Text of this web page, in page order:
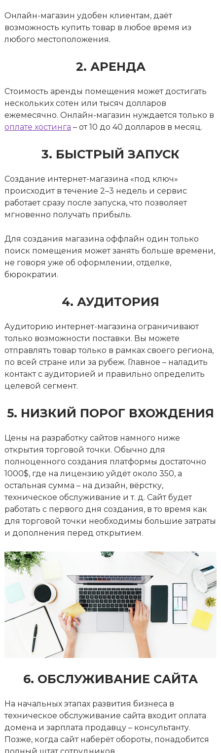
Онлайн-магазин удобен клиентам, даёт
возможность купить товар в любое время из
любого местоположения.
2. АРЕНДА
Стоимость аренды помещения может достигать
нескольких сотен или тысяч долларов
ежемесячно. Онлайн-магазин нуждается только в
оплате хостинга – от 10 до 40 долларов в месяц.
3. БЫСТРЫЙ ЗАПУСК
Создание интернет-магазина «под ключ»
происходит в течение 2–3 недель и сервис
работает сразу после запуска, что позволяет
мгновенно получать прибыль.
Для создания магазина оффлайн один только
поиск помещения может занять больше времени,
не говоря уже об оформлении, отделке,
бюрократии.
4. АУДИТОРИЯ
Аудиторию интернет-магазина ограничивают
только возможности поставки. Вы можете
отправлять товар только в рамках своего региона,
по всей стране или за рубеж. Главное – наладить
контакт с аудиторией и правильно определить
целевой сегмент.
5. НИЗКИЙ ПОРОГ ВХОЖДЕНИЯ
Цены на разработку сайтов намного ниже
открытия торговой точки. Обычно для
полноценного создания платформы достаточно
1000$, где на лицензию уйдёт около 350, а
остальная сумма – на дизайн, вёрстку,
техническое обслуживание и т. д. Сайт будет
работать с первого дня создания, в то время как
для торговой точки необходимы большие затраты
и дополнения перед открытием.
6. ОБСЛУЖИВАНИЕ САЙТА
На начальных этапах развития бизнеса в
техническое обслуживание сайта входит оплата
домена и зарплата продавцу – консультанту.
Позже, когда сайт наберёт обороты, понадобится